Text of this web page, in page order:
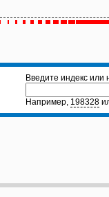
Введите индекс или
Например, 198328